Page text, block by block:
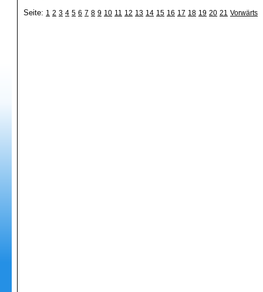
Seite: 1 2 3 4 5 6 7 8 9 10 11 12 13 14 15 16 17 18 19 20 21 Vorwärts